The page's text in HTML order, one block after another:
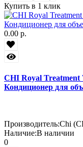
Купить в 1 клик
0.00 р.
CHI Royal
Кондиционер для
Производитель:Chi
Наличие:В наличии
0